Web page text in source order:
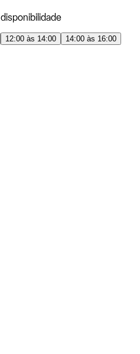
12:00 às 14:00
14:00 às 16:00